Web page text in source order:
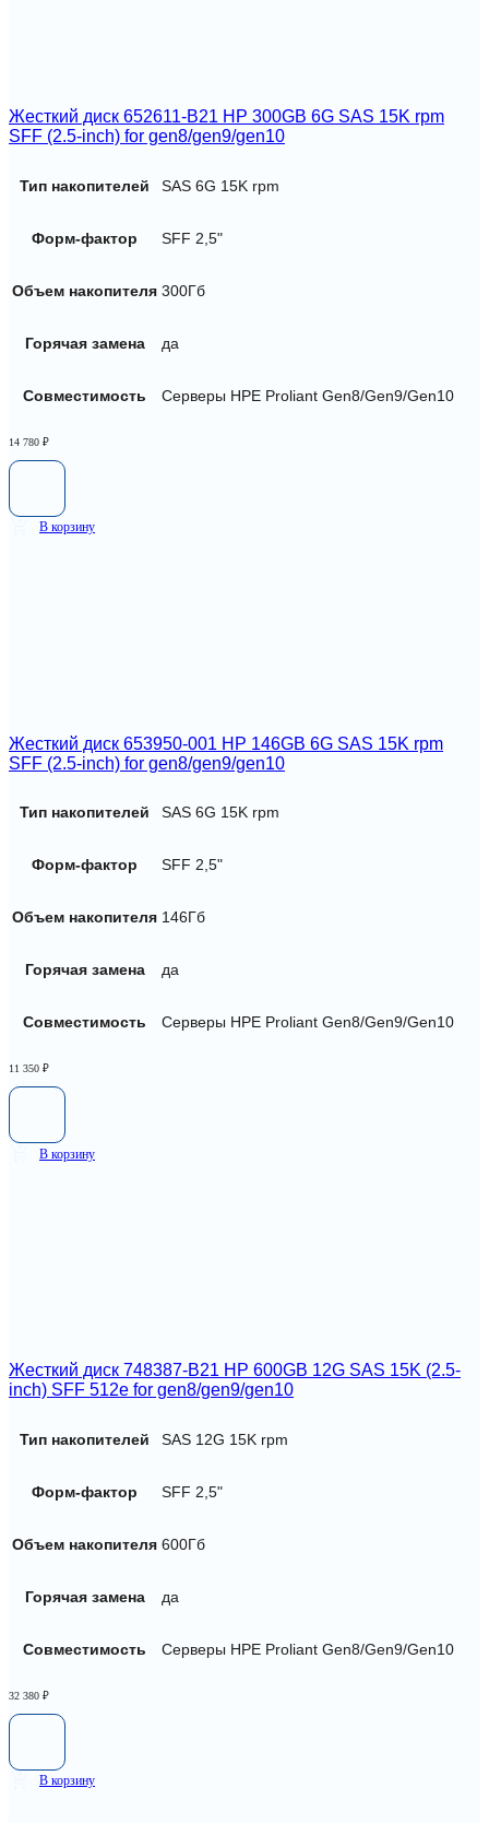
Жесткий диск 652611-B21 HP 300GB 6G SAS 15K rpm
SFF (2.5-inch) for gen8/gen9/gen10
Тип накопителей SAS 6G 15K rpm
Форм-фактор SFF 2,5"
Объем накопителя 300Гб
Горячая замена да
Совместимость Серверы HPE Proliant Gen8/Gen9/Gen10
14 780 ₽
В корзину
Жесткий диск 653950-001 HP 146GB 6G SAS 15K rpm
SFF (2.5-inch) for gen8/gen9/gen10
Тип накопителей SAS 6G 15K rpm
Форм-фактор SFF 2,5"
Объем накопителя 146Гб
Горячая замена да
Совместимость Серверы HPE Proliant Gen8/Gen9/Gen10
11 350 ₽
В корзину
Жесткий диск 748387-B21 HP 600GB 12G SAS 15K (2.5-
inch) SFF 512e for gen8/gen9/gen10
Тип накопителей SAS 12G 15K rpm
Форм-фактор SFF 2,5"
Объем накопителя 600Гб
Горячая замена да
Совместимость Серверы HPE Proliant Gen8/Gen9/Gen10
32 380 ₽
В корзину